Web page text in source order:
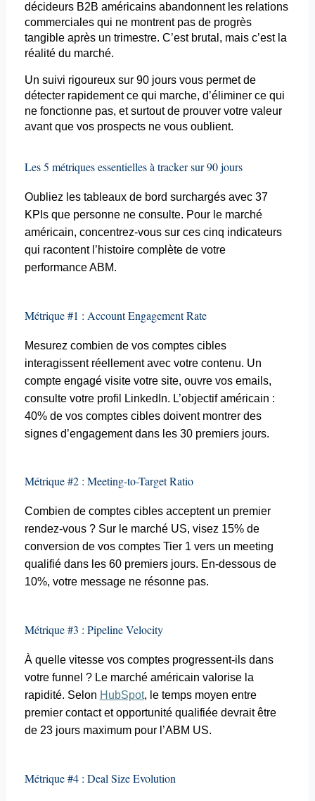
décideurs B2B américains abandonnent les relations
commerciales qui ne montrent pas de progrès
tangible après un trimestre. C’est brutal, mais c’est la
réalité du marché.
Un suivi rigoureux sur 90 jours vous permet de
détecter rapidement ce qui marche, d’éliminer ce qui
ne fonctionne pas, et surtout de prouver votre valeur
avant que vos prospects ne vous oublient.
Les 5 métriques essentielles à tracker sur 90 jours
Oubliez les tableaux de bord surchargés avec 37
KPIs que personne ne consulte. Pour le marché
américain, concentrez-vous sur ces cinq indicateurs
qui racontent l’histoire complète de votre
performance ABM.
Métrique #1 : AccountEngagement Rate
Mesurez combien de vos comptes cibles
interagissent réellement avec votre contenu. Un
compte engagé visite votre site, ouvre vos emails,
consulte votre profil LinkedIn. L’objectif américain :
40% de vos comptes cibles doivent montrer des
signes d’engagement dans les 30 premiers jours.
Métrique #2 : Meeting-to-Target Ratio
Combien de comptes cibles acceptent un premier
rendez-vous ? Sur le marché US, visez 15% de
conversion de vos comptes Tier 1 vers un meeting
qualifié dans les 60 premiers jours. En-dessous de
10%, votre message ne résonne pas.
Métrique #3 : Pipeline Velocity
À quelle vitesse vos comptes progressent-ils dans
votre funnel ? Le marché américain valorise la
rapidité. Selon HubSpot, le temps moyen entre
premier contact et opportunité qualifiée devrait être
de 23 jours maximum pour l’ABM US.
Métrique #4 : Deal Size Evolution